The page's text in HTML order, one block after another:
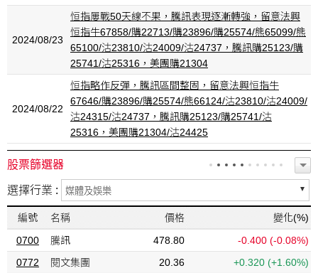
2024/08/23
恒指屢戰50天線不果，騰訊表現逐漸轉強，留意法興
恒指牛67858/購22713/購23896/購25574/熊65099/熊
65100/沽23810/沽24009/沽24737，騰訊購25123/購
25741/沽25316，美團購21304
2024/08/22
恒指略作反彈，騰訊區間整固，留意法興恒指牛
67646/購23896/購25574/熊66124/沽23810/沽24009/
沽24315/沽24737，騰訊購25123/購25741/沽
25316，美團購21304/沽24425
股票篩選器
選擇行業 :
編號 名稱 價格
變化(%)
0700
騰訊 478.80 -0.400 (-0.08%)
0772
閱文集團 20.36 +0.320 (+1.60%)